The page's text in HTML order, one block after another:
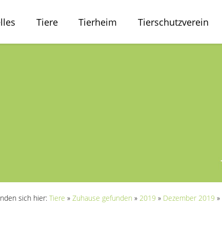
Tiere Tierheim Tierschutzverein
sich hier: Tiere » Zuhause gefunden » 2019 » Dezember 2019 »